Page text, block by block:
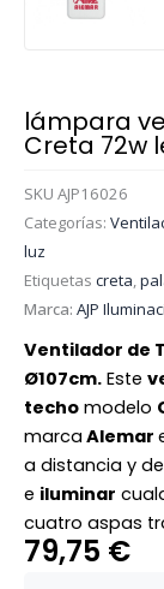
lámpara
Creta 72w
SKU AJP16026
Categorías:
luz
Etiquetas creta
Marca: AJP
Ventilador de
Ø107cm. Este
techo modelo
marca Alemar
a distancia y
e iluminar
cuatro aspas
79,75 €